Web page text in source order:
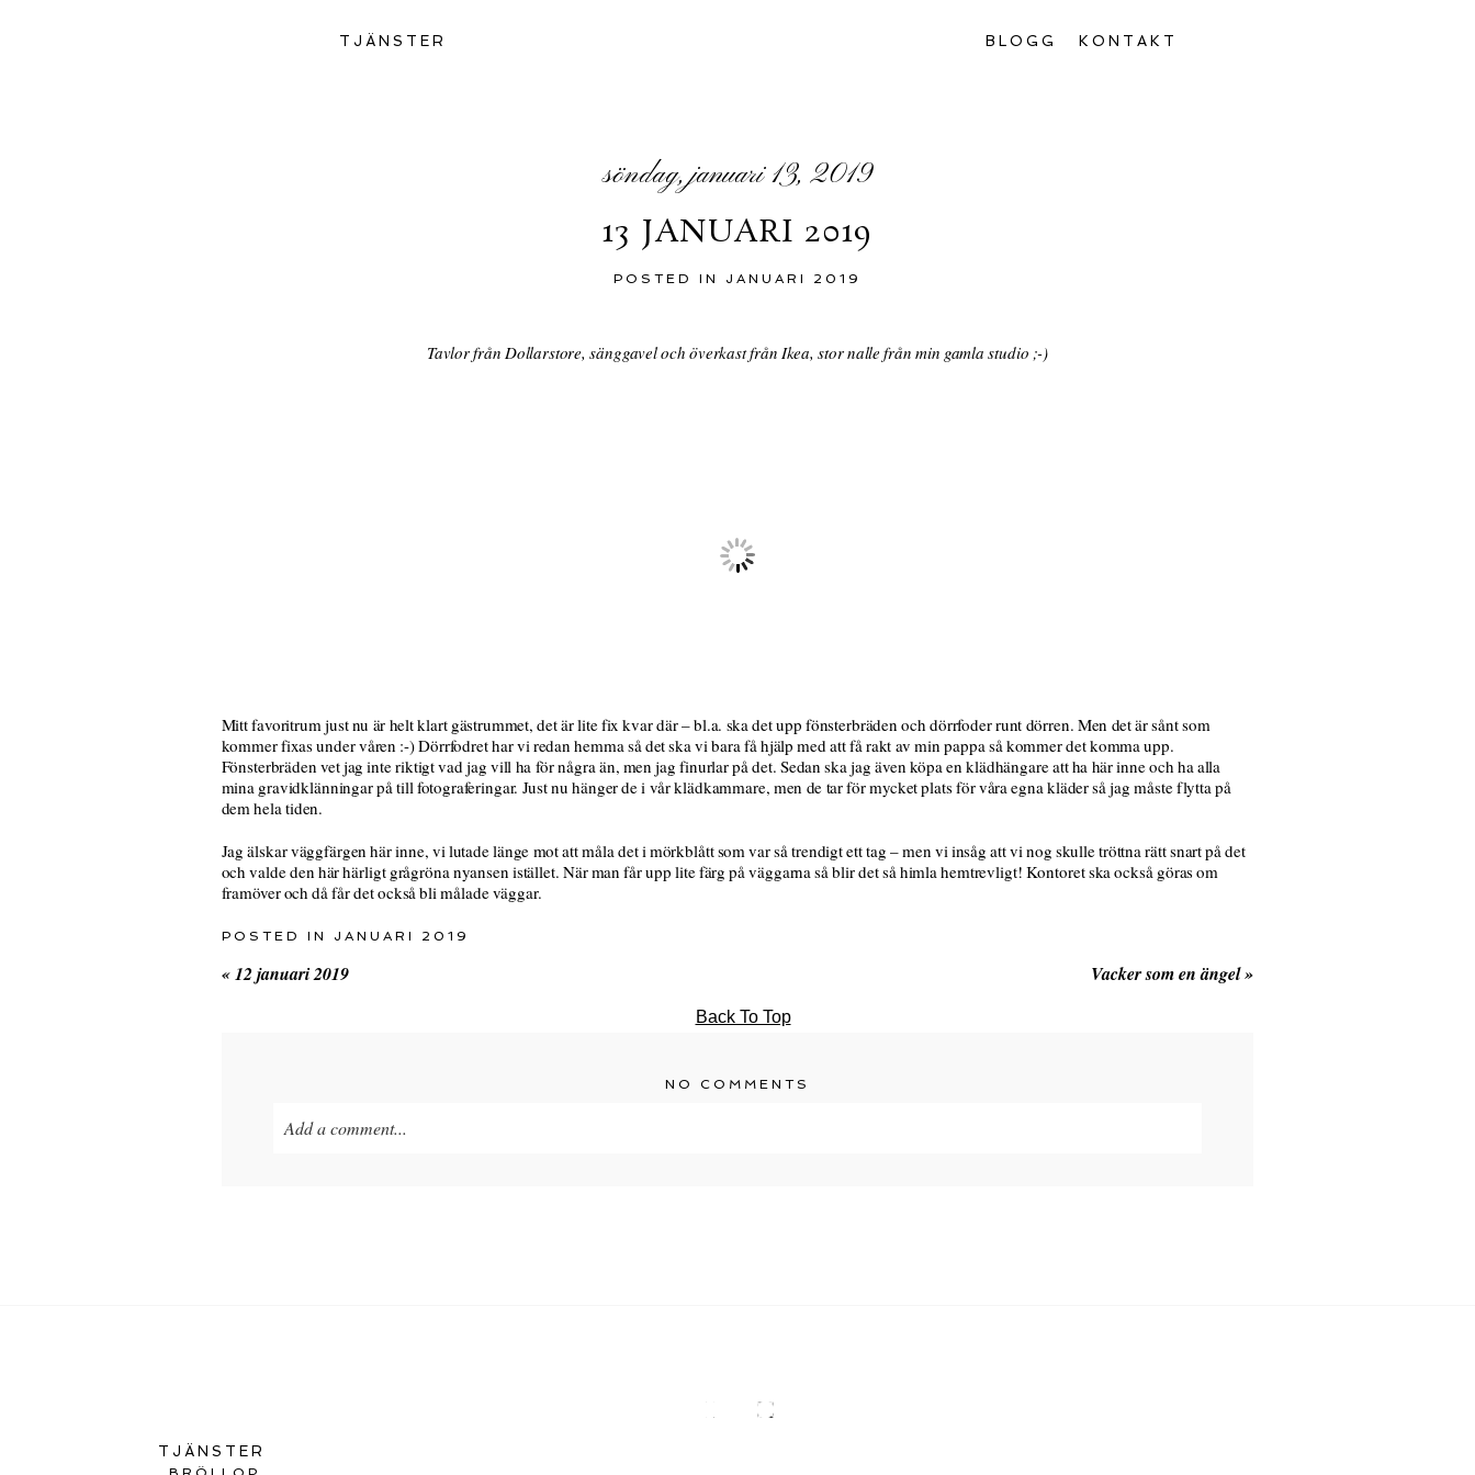
TJÄNSTER BLOGG KONTAKT
söndag, januari 13, 2019
13 JANUARI 2019
POSTED IN JANUARI 2019
Tavlor från Dollarstore, sänggavel och överkast från Ikea, stor nalle från min gamla studio ;-)
Mitt favoritrum just nu är helt klart gästrummet, det är lite fix kvar där – bl.a. ska det upp fönsterbräden och dörrfoder runt dörren. Men det är sånt som
kommer fixas under våren :-) Dörrfodret har vi redan hemma så det ska vi bara få hjälp med att få rakt av min pappa så kommer det komma upp.
Fönsterbräden vet jag inte riktigt vad jag vill ha för några än, men jag finurlar på det. Sedan ska jag även köpa en klädhängare att ha här inne och ha alla
mina gravidklänningar på till fotograferingar. Just nu hänger de i vår klädkammare, men de tar för mycket plats för våra egna kläder så jag måste flytta på
dem hela tiden.
Jag älskar väggfärgen här inne, vi lutade länge mot att måla det i mörkblått som var så trendigt ett tag – men vi insåg att vi nog skulle tröttna rätt snart på det
och valde den här härligt grågröna nyansen istället. När man får upp lite färg på väggarna så blir det så himla hemtrevligt! Kontoret ska också göras om
framöver och då får det också bli målade väggar.
POSTED IN JANUARI 2019
«12 januari 2019 Vacker som en ängel»
Back To Top
NO COMMENTS
Add a comment...
TJÄNSTER